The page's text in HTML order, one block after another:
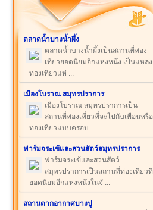
ตลาดน้ำบางน้ำผึ้ง
ตลาดน้ำบางน้ำผึ้งเป็นสถานที่ท่อง
เที่ยวยอดนิยมอีกแห่งหนึ่ง เป็นแหล่ง
ท่องเที่ยวแห่ ...
เมืองโบราณ สมุทรปราการ
เมืองโบราณ สมุทรปราการเป็น
สถานที่ท่องเที่ยวที่จะไปกับเพื่อนหรือ
ท่องเที่ยวแบบครอบ ...
ฟาร์มจระเข้และสวนสัตว์สมุทรปราการ
ฟาร์มจระเข้และสวนสัตว์
สมุทรปราการเป็นสถานที่ท่องเที่ยวที่
ยอดนิยมอีกแห่งหนึ่งในจั ...
สถานตากอากาศบางปู